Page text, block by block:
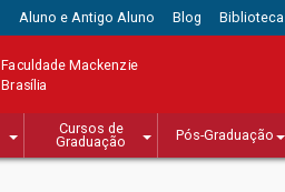
Aluno e Antigo Aluno Blog Biblioteca
Faculdade Mackenzie
Brasília
Cursos de
Graduação
Pós-Graduação